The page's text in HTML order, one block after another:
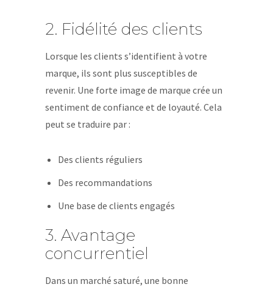
2. Fidélité des clients
Lorsque les clients s’identifient à votre
marque, ils sont plus susceptibles de
revenir. Une forte image de marque crée un
sentiment de confiance et de loyauté. Cela
peut se traduire par :
Des clients réguliers
Des recommandations
Une base de clients engagés
3. Avantage
concurrentiel
Dans un marché saturé, une bonne